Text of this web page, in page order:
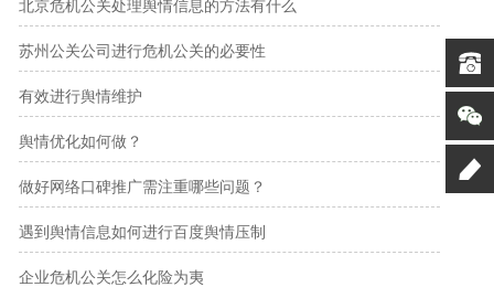
北京危机公关处理舆情信息的方法有什么
苏州公关公司进行危机公关的必要性
有效进行舆情维护
舆情优化如何做？
做好网络口碑推广需注重哪些问题？
遇到舆情信息如何进行百度舆情压制
企业危机公关怎么化险为夷